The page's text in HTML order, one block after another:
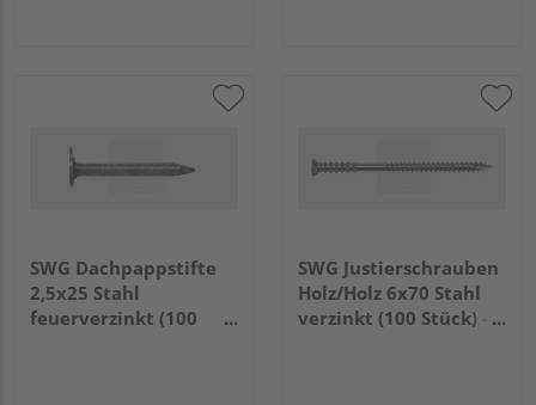
SWG Dachpappstifte
2,5x25 Stahl
feuerverzinkt (100
SWG Justierschrauben
Holz/Holz 6x70 Stahl
verzinkt (100 Stück) -